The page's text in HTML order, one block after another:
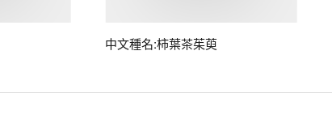
中文種名:柿葉茶茱萸